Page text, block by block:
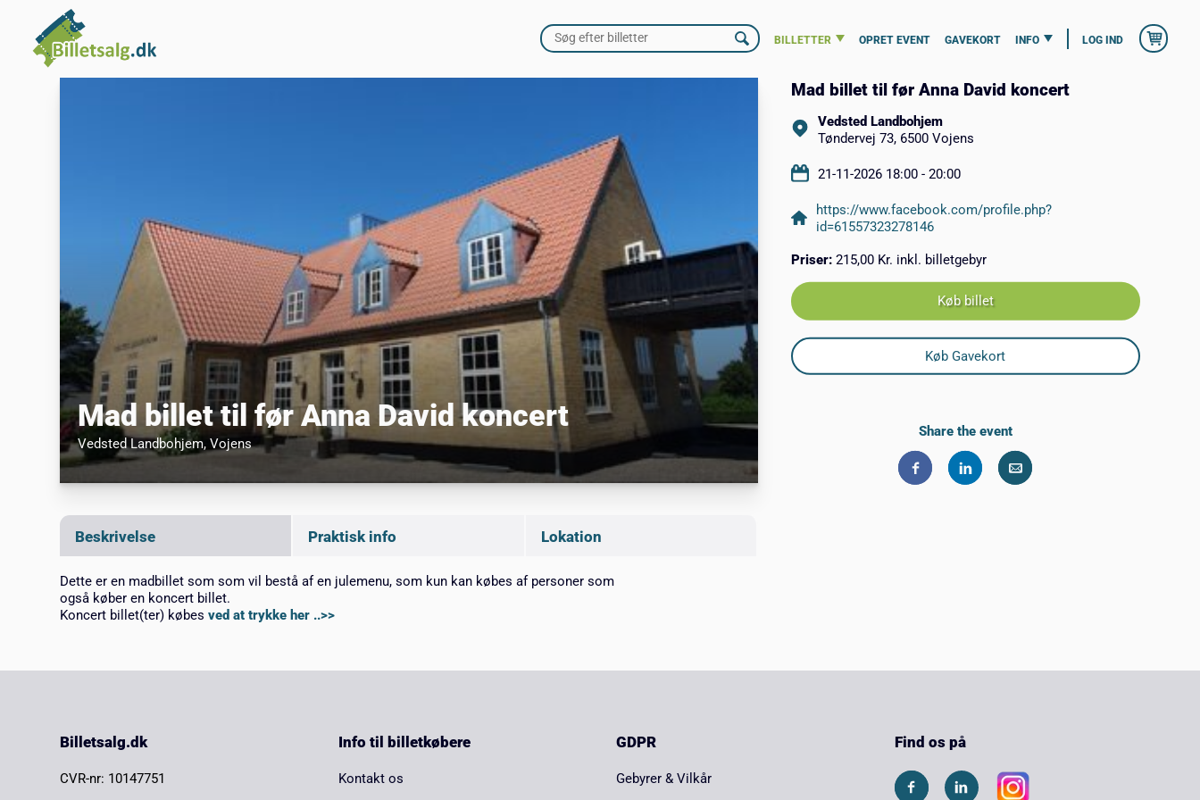
BILLETTER OPRET EVENT GAVEKORT INFO LOG IND
Mad billet til før Anna David koncert
Vedsted Landbohjem, Vojens
Beskrivelse Praktisk info Lokation
Dette er en madbillet som som vil bestå af en julemenu, som kun kan købes af personer som
også køber en koncert billet.
Koncert billet(ter) købesved at trykke her ..>>
Mad billet til før Anna David koncert
Vedsted Landbohjem
Tøndervej 73, 6500 Vojens
21-11-2026 18:00 - 20:00
https://www.facebook.com/profile.php?
id=61557323278146
Priser: 215,00 Kr. inkl. billetgebyr
Køb billet
Køb Gavekort
Share the event
Billetsalg.dk
CVR-nr: 10147751
Info til billetkøbere
Kontakt os
GDPR
Gebyrer & Vilkår
Find os på